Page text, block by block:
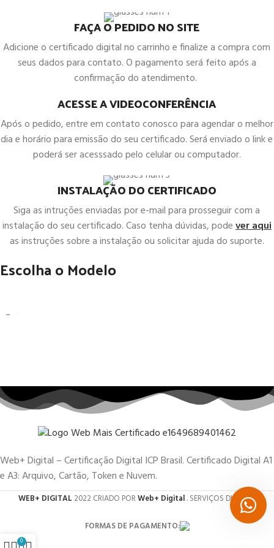
FAÇA O PEDIDO NO SITE
Adicione o certificado digital no carrinho e finalize a compra com
seus dados para contato. O pagamento será feito após a
confirmação do atendimento.
ACESSE A VIDEOCONFERÊNCIA
Após o pedido, entre em contato conosco para agendar o melhor
dia e horário para emissão do seu certificado. Será enviado o link e
poderá ser acesssado pelo celular ou computador.
INSTALAÇÃO DO CERTIFICADO
Siga as intruções enviadas por e-mail para prosseguir com a
instalação do seu certificado. Caso tenha dúvidas, podever aqui
as instruções sobre a instalação ou solicitar ajuda do suporte.
Escolha o Modelo
Web+ Digital – Certificação Digital ICP Brasil. Certificado Digital A1
e A3: Arquivo, Cartão, Token e Nuvem.
WEB+ DIGITAL 2022 CRIADO PORWeb+ Digital. SERVIÇOS DIGITAIS.
FORMAS DE PAGAMENTO:
0